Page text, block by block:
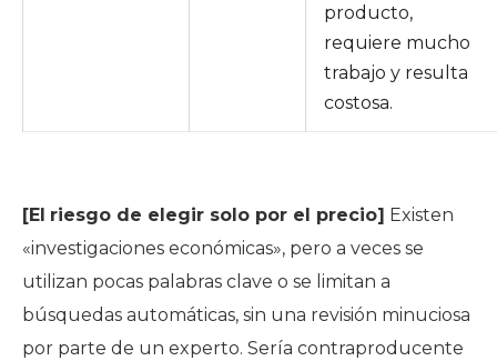
producto,
requiere mucho
trabajo y resulta
costosa.
[El riesgo de elegir solo por el precio] Existen
«investigaciones económicas», pero a veces se
utilizan pocas palabras clave o se limitan a
búsquedas automáticas, sin una revisión minuciosa
por parte de un experto. Sería contraproducente